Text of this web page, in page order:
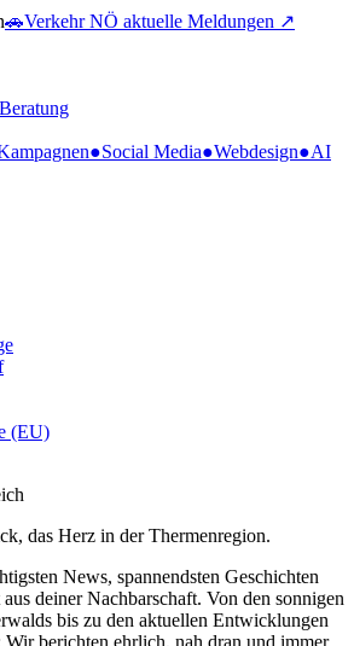
🚗Verkehr NÖ aktuelle Meldungen ↗
●Social Media●Webdesign●AI
(EU)
das Herz in der Thermenregion.
News, spannendsten Geschichten
deiner Nachbarschaft. Von den sonnigen
bis zu den aktuellen Entwicklungen
berichten ehrlich, nah dran und immer